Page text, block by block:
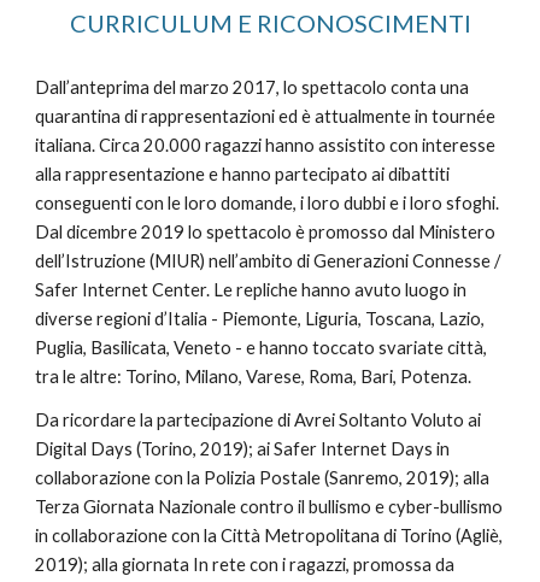
CURRICULUM E RICONOSCIMENTI
Dall’anteprima del marzo 2017, lo spettacolo conta una
quarantina di rappresentazioni ed è attualmente in tournée
italiana. Circa 20.000 ragazzi hanno assistito con interesse
alla rappresentazione e hanno partecipato ai dibattiti
conseguenti con le loro domande, i loro dubbi e i loro sfoghi.
Dal dicembre 2019 lo spettacolo è promosso dal Ministero
dell’Istruzione (MIUR) nell’ambito di Generazioni Connesse /
Safer Internet Center. Le repliche hanno avuto luogo in
diverse regioni d’Italia - Piemonte, Liguria, Toscana, Lazio,
Puglia, Basilicata, Veneto - e hanno toccato svariate città,
tra le altre: Torino, Milano, Varese, Roma, Bari, Potenza.
Da ricordare la partecipazione di Avrei Soltanto Voluto ai
Digital Days (Torino, 2019); ai Safer Internet Days in
collaborazione con la Polizia Postale (Sanremo, 2019); alla
Terza Giornata Nazionale contro il bullismo e cyber-bullismo
in collaborazione con la Città Metropolitana di Torino (Agliè,
2019); alla giornata In rete con i ragazzi, promossa da